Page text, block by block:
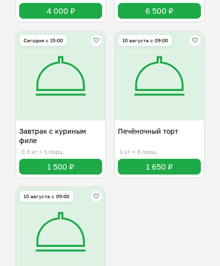
4 000 ₽ 6 500 ₽
Сегодня с 15:00
Завтрак с куриным
филе
0,3 кг ≈ 1 порц.
1 500 ₽
10 августа с 09:00
Печёночный торт
1 кг ≈ 8 порц.
1 650 ₽
10 августа с 09:00